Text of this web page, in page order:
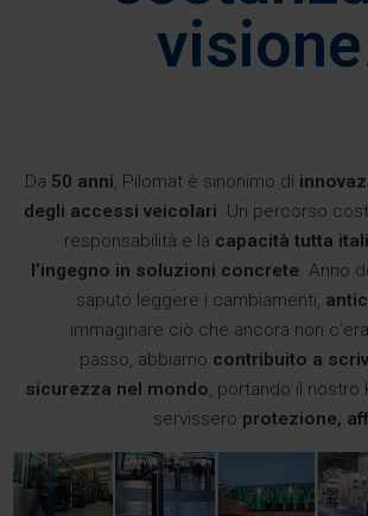
visione
Da 50 anni, Pilomat è sinonimo di
degli accessi veicolari. Un percorso
responsabilità e la capacità tutta
l’ingegno in soluzioni concrete. Anno
saputo leggere i cambiamenti,
immaginare ciò che ancora non
passo, abbiamo contribuito a
sicurezza nel mondo, portando il nostro
servissero protezione,